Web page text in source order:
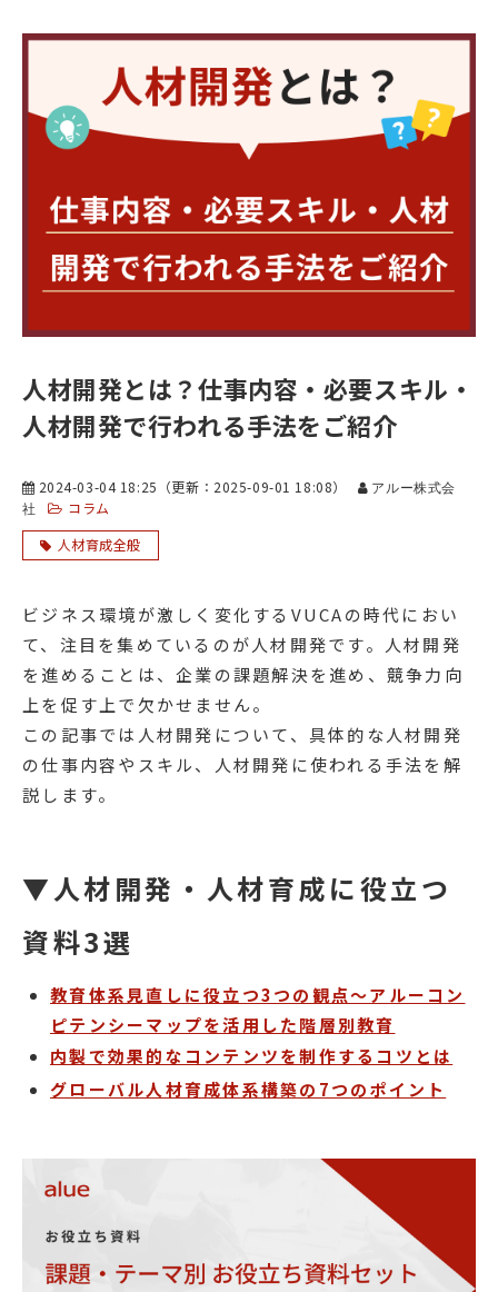
人材開発とは？仕事内容・必要スキル・
人材開発で行われる手法をご紹介
2024-03-04 18:25 （更新： 2025-09-01 18:08）
アルー株式会
社
コラム
人材育成全般
ビジネス環境が激しく変化するVUCAの時代におい
て、注目を集めているのが人材開発です。人材開発
を進めることは、企業の課題解決を進め、競争力向
上を促す上で欠かせません。
この記事では人材開発について、具体的な人材開発
の仕事内容やスキル、人材開発に使われる手法を解
説します。
▼人材開発・人材育成に役立つ
資料3選
教育体系見直しに役立つ3つの観点～アルーコン
ピテンシーマップを活用した階層別教育
内製で効果的なコンテンツを制作するコツとは
グローバル人材育成体系構築の7つのポイント